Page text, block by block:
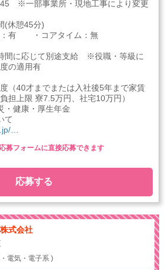
※一部事業所・現地工事により変更
(休憩45分)
：有 ・コアタイム：無
間に応じて別途支給 ※役職・等級に
の適用有
（40才までまたは入社後5年まで家賃
担上限 寮7.5万円、社宅10万円）
・健康・厚生年金
て
…
応募する
募フォームに直接応募できます
式会社
電気・電子系 )